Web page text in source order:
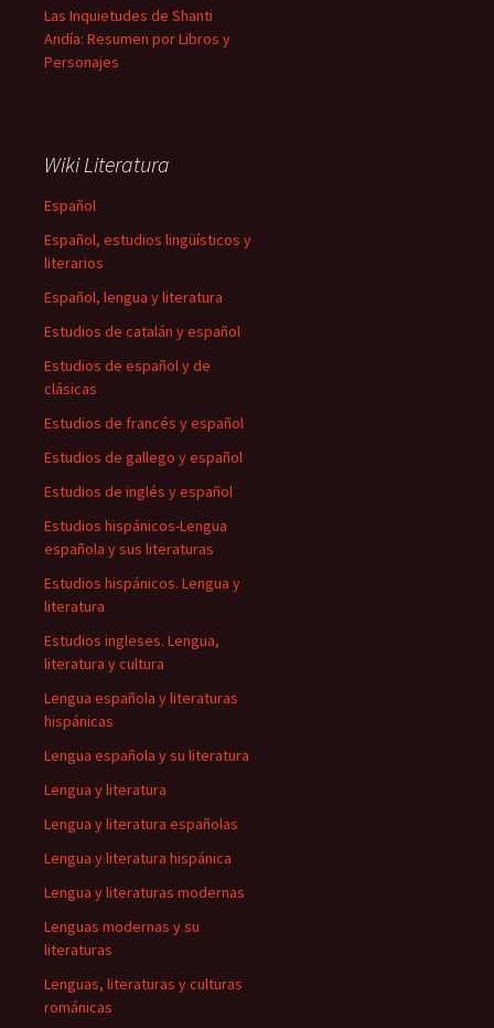
Las Inquietudes de Shanti
Andía: Resumen por Libros y
Personajes
Wiki Literatura
Español
Español, estudios lingüísticos y
literarios
Español, lengua y literatura
Estudios de catalán y español
Estudios de español y de
clásicas
Estudios de francés y español
Estudios de gallego y español
Estudios de inglés y español
Estudios hispánicos-Lengua
española y sus literaturas
Estudios hispánicos. Lengua y
literatura
Estudios ingleses. Lengua,
literatura y cultura
Lengua española y literaturas
hispánicas
Lengua española y su literatura
Lengua y literatura
Lengua y literatura españolas
Lengua y literatura hispánica
Lengua y literaturas modernas
Lenguas modernas y su
literaturas
Lenguas, literaturas y culturas
románicas